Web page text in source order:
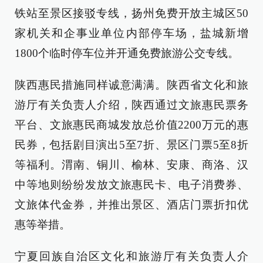
铁站至景区接驳专线，扬州免费开放主城区50
家机关和企事业单位内部停车场，盐城新增
1800个临时停车位并开通免费旅游公交专线。
陕西惠民措施同样诚意满满。陕西省文化和旅
游厅有关负责人介绍，陕西通过文旅惠民票务
平台、文旅惠民商城发放总价值2200万元的惠
民券，包括剧目演出5至7折、景区门票5至8折
等福利。渭南、铜川、榆林、安康、商洛、汉
中等地则纷纷发放文旅惠民卡、电子消费券、
文旅体代金券，并推出景区、酒店门票折扣优
惠等举措。
宁夏回族自治区文化和旅游厅有关负责人介